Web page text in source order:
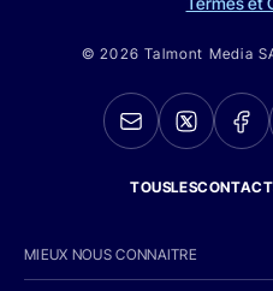
© 2026 Talmont Media
MIEUX NOUS CONNAITRE